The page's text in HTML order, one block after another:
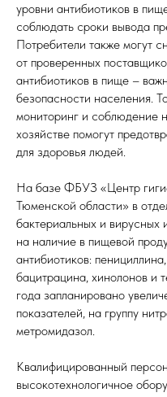
уровни антибиотиков в
соблюдать сроки вывода
Потребители также могут
от проверенных
антибиотиков в пище –
безопасности населения.
мониторинг и соблюдение
хозяйстве помогут
для здоровья людей.
На базе ФБУЗ «Центр
Тюменской области» в
бактериальных и вирусных
на наличие в пищевой
антибиотиков:
бацитрацина, хинолонов и
года запланировано
показателей, на группу
метромидазол.
Квалифицированный
высокотехнологичное